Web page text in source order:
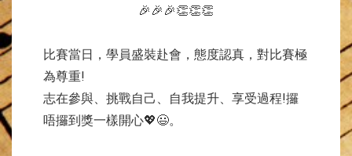
🎉🎉🎉👏👏👏
比賽當日，學員盛裝赴會，態度認真，對比賽極
為尊重!
志在參與、挑戰自己、自我提升、享受過程!攞
唔攞到獎一樣開心💖😃。